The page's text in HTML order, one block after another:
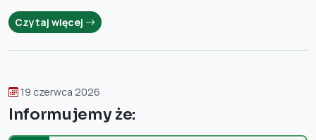
Czytaj więcej
19 czerwca 2026
Informujemy że: